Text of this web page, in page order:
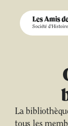
Les Amis
Société
La